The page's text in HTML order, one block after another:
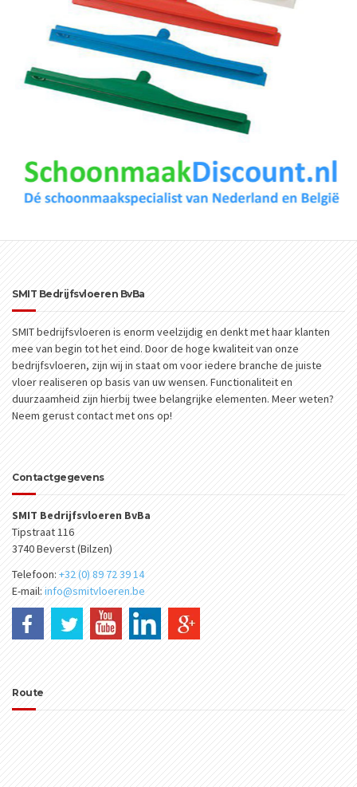
SMIT Bedrijfsvloeren BvBa
SMIT bedrijfsvloeren is enorm veelzijdig en denkt met haar klanten
mee van begin tot het eind. Door de hoge kwaliteit van onze
bedrijfsvloeren, zijn wij in staat om voor iedere branche de juiste
vloer realiseren op basis van uw wensen. Functionaliteit en
duurzaamheid zijn hierbij twee belangrijke elementen. Meer weten?
Neem gerust contact met ons op!
Contactgegevens
SMIT Bedrijfsvloeren BvBa
Tipstraat 116
3740 Beverst (Bilzen)
Telefoon: +32 (0) 89 72 39 14
E-mail: info@smitvloeren.be
Route